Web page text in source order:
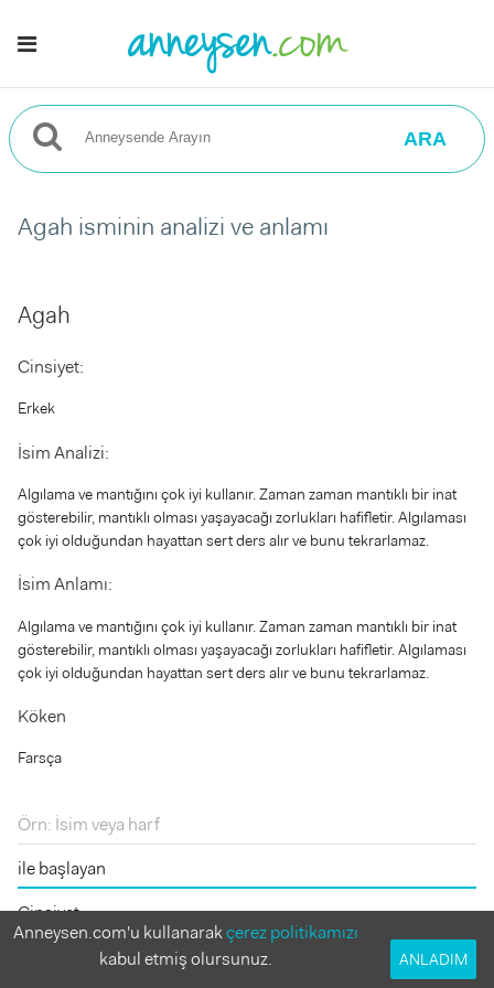
ARA
Agah isminin analizi ve anlamı
Agah
Cinsiyet:
Erkek
İsim Analizi:
Algılama ve mantığını çok iyi kullanır. Zaman zaman mantıklı bir inat
gösterebilir, mantıklı olması yaşayacağı zorlukları hafifletir. Algılaması
çok iyi olduğundan hayattan sert ders alır ve bunu tekrarlamaz.
İsim Anlamı:
Algılama ve mantığını çok iyi kullanır. Zaman zaman mantıklı bir inat
gösterebilir, mantıklı olması yaşayacağı zorlukları hafifletir. Algılaması
çok iyi olduğundan hayattan sert ders alır ve bunu tekrarlamaz.
Köken
Farsça
Anneysen.com'u kullanarakçerez politikamızı
kabul etmiş olursunuz.
ANLADIM